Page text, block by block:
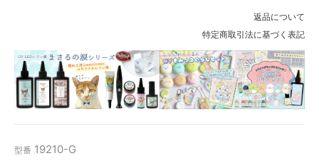
返品について
特定商取引法に基づく表記
型番 19210-G